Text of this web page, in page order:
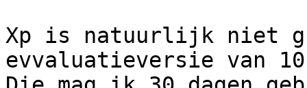
Xp is natuurlijk niet
evvaluatieversie van